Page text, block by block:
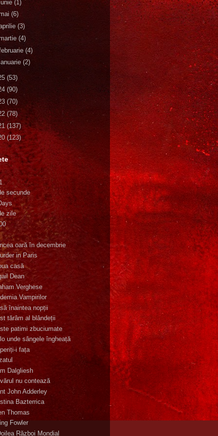
(1)
(6)
(3)
(4)
(4)
(2)
(53)
(90)
(70)
(78)
(137)
(123)
secunde
zile
oară în decembrie
in Paris
casă
Dean
Verghese
Vampirilor
înaintea nopții
tărâm al blândeții
patimi zbuciumate
unde sângele îngheață
i fața
Dalgliesh
nu contează
John Adderley
Bazterrica
Thomas
Fowler
Război Mondial